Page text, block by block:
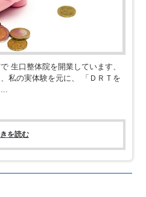
生口整体院を開業しています、
私の実体験を元に、 「ＤＲＴを
を読む